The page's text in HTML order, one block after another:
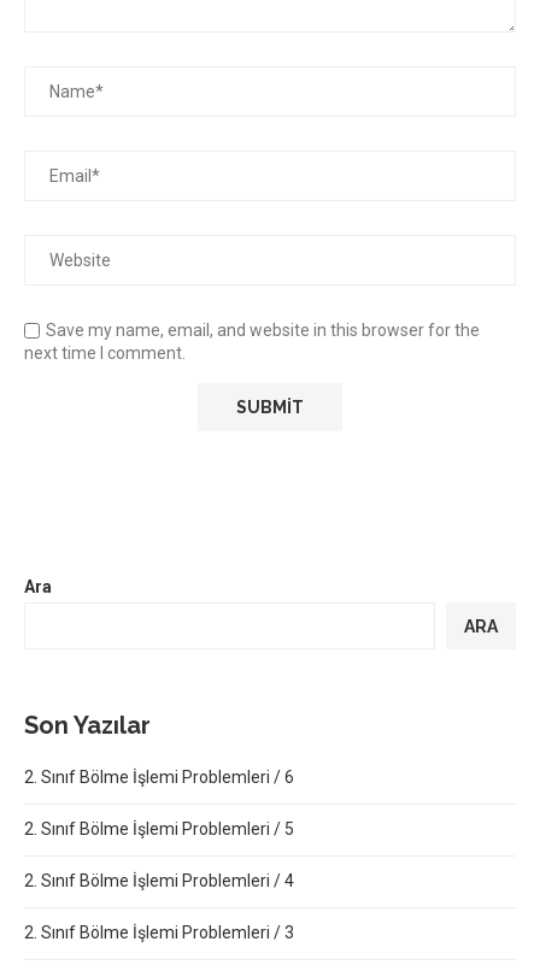
Save my name, email, and website in this browser for the
next time I comment.
Ara
ARA
Son Yazılar
2. Sınıf Bölme İşlemi Problemleri / 6
2. Sınıf Bölme İşlemi Problemleri / 5
2. Sınıf Bölme İşlemi Problemleri / 4
2. Sınıf Bölme İşlemi Problemleri / 3